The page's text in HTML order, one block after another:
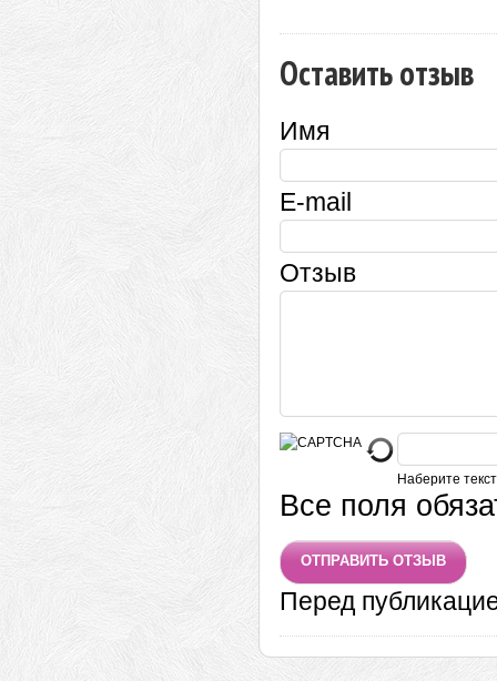
Оставить отзыв
Имя
E-mail
Отзыв
Наберите
Все поля
Перед